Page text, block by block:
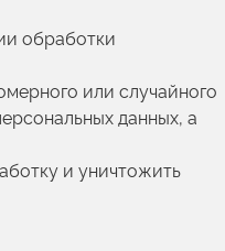
обработки
или случайного
данных, а
и уничтожить